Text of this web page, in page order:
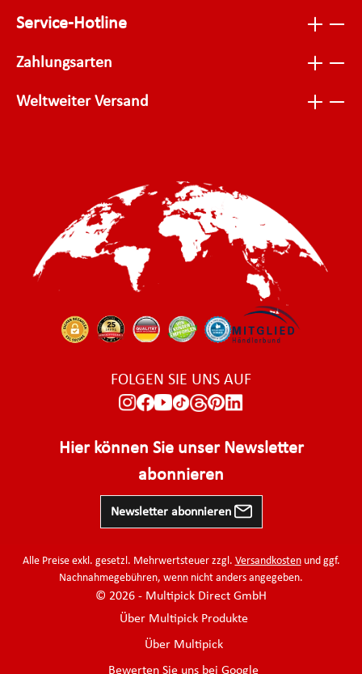
Service-Hotline
Zahlungsarten
Weltweiter Versand
FOLGEN SIE UNS AUF
Hier können Sie unser Newsletter
abonnieren
Newsletter abonnieren
Alle Preise exkl. gesetzl. Mehrwertsteuer zzgl. Versandkostenund ggf.
Nachnahmegebühren, wenn nicht anders angegeben.
© 2026 - Multipick Direct GmbH
Über Multipick Produkte
Über Multipick
Bewerten Sie uns bei Google